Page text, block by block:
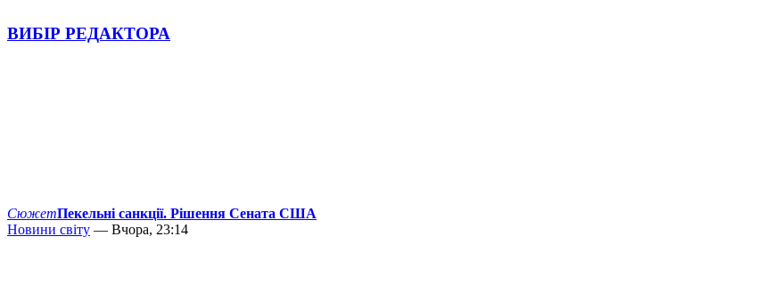
ВИБІР РЕДАКТОРА
СюжетПекельні санкції. Рішення Сената США
Новини світу — Вчора, 23:14